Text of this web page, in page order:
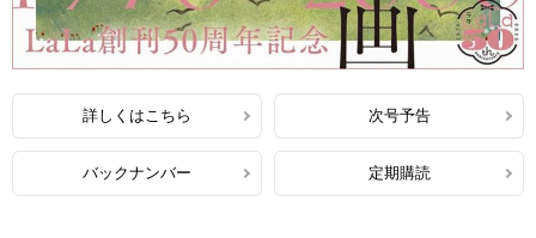
詳しくはこちら 次号予告
バックナンバー 定期購読